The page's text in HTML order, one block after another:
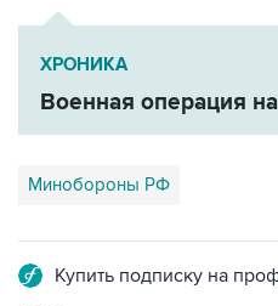
ХРОНИКА
Военная операция
Минобороны РФ
Купить подписку на